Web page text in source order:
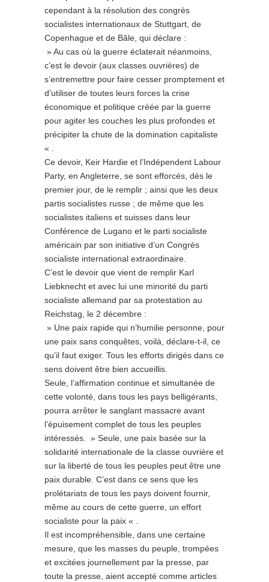
cependant à la résolution des congrès
socialistes internationaux de Stuttgart, de
Copenhague et de Bâle, qui déclare :
» Au cas où la guerre éclaterait néanmoins,
c’est le devoir (aux classes ouvrières) de
s’entremettre pour faire cesser promptement et
d’utiliser de toutes leurs forces la crise
économique et politique créée par la guerre
pour agiter les couches les plus profondes et
précipiter la chute de la domination capitaliste
« .
Ce devoir, Keir Hardie et l’Indépendent Labour
Party, en Angleterre, se sont efforcés, dès le
premier jour, de le remplir ; ainsi que les deux
partis socialistes russe ; de même que les
socialistes italiens et suisses dans leur
Conférence de Lugano et le parti socialiste
américain par son initiative d’un Congrès
socialiste international extraordinaire.
C’est le devoir que vient de remplir Karl
Liebknecht et avec lui une minorité du parti
socialiste allemand par sa protestation au
Reichstag, le 2 décembre :
» Une paix rapide qui n’humilie personne, pour
une paix sans conquêtes, voilà, déclare-t-il, ce
qu’il faut exiger. Tous les efforts dirigés dans ce
sens doivent être bien accueillis.
Seule, l’affirmation continue et simultanée de
cette volonté, dans tous les pays belligérants,
pourra arrêter le sanglant massacre avant
l’épuisement complet de tous les peuples
intéressés. » Seule, une paix basée sur la
solidarité internationale de la classe ouvrière et
sur la liberté de tous les peuples peut être une
paix durable. C’est dans ce sens que les
prolétariats de tous les pays doivent fournir,
même au cours de cette guerre, un effort
socialiste pour la paix « .
Il est incompréhensible, dans une certaine
mesure, que les masses du peuple, trompées
et excitées journellement par la presse, par
toute la presse, aient accepté comme articles